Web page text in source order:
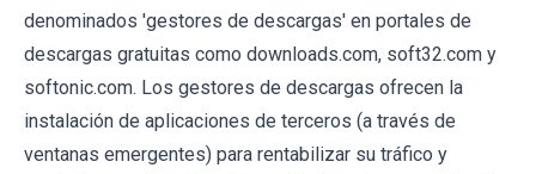
denominados 'gestores de descargas' en portales de
descargas gratuitas como downloads.com, soft32.com y
softonic.com. Los gestores de descargas ofrecen la
instalación de aplicaciones de terceros (a través de
ventanas emergentes) para rentabilizar su tráfico y